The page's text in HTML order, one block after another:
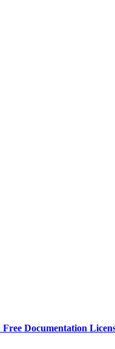
Documentation